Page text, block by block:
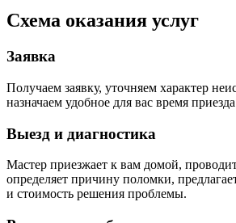
Схема оказания услуг
Заявка
Получаем заявку, уточняем характер
назначаем удобное для вас время
Выезд и диагностика
Мастер приезжает к вам домой,
определяет причину поломки,
и стоимость решения проблемы.